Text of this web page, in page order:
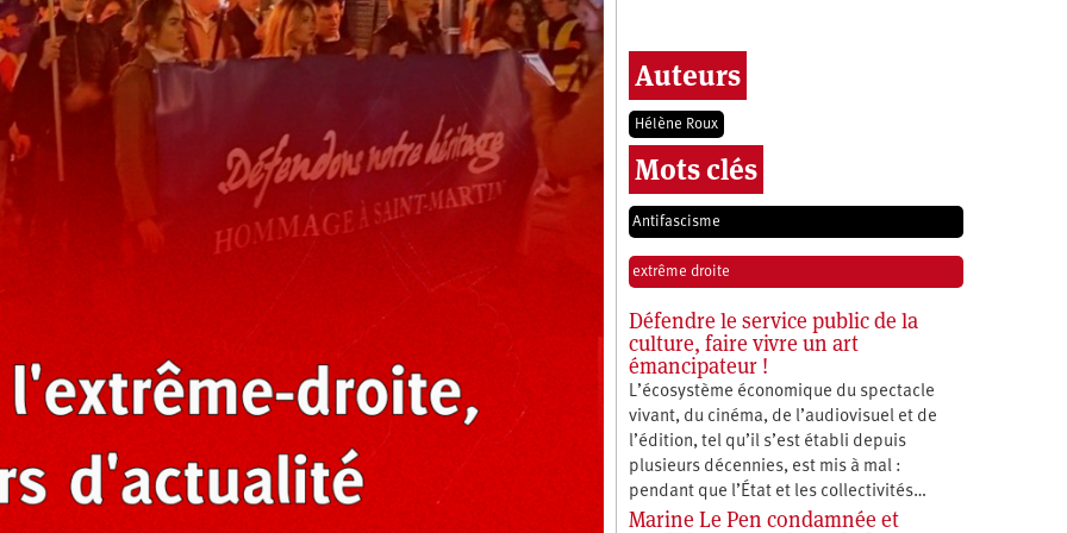
Auteurs
Hélène Roux
Mots clés
Antifascisme
extrême droite
Défendre le service public de la
culture, faire vivre un art
émancipateur !
L’écosystème économique du spectacle
vivant, du cinéma, de l’audiovisuel et de
l’édition, tel qu’il s’est établi depuis
plusieurs décennies, est mis à mal :
pendant que l’État et les collectivités…
Marine Le Pen condamnée et